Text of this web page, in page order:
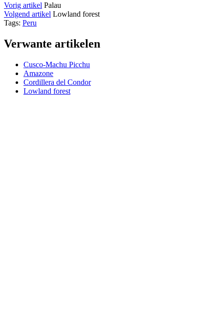
Vorig artikel Palau
Volgend artikel Lowland forest
Tags: Peru
Verwante artikelen
Cusco-Machu Picchu
Amazone
Cordillera del Condor
Lowland forest